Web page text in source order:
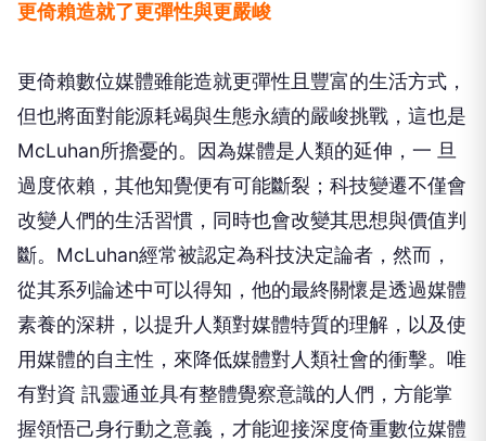
更倚賴造就了更彈性與更嚴峻
更倚賴數位媒體雖能造就更彈性且豐富的生活方式，
但也將面對能源耗竭與生態永續的嚴峻挑戰，這也是
McLuhan所擔憂的。因為媒體是人類的延伸，一 旦
過度依賴，其他知覺便有可能斷裂；科技變遷不僅會
改變人們的生活習慣，同時也會改變其思想與價值判
斷。McLuhan經常被認定為科技決定論者，然而，
從其系列論述中可以得知，他的最終關懷是透過媒體
素養的深耕，以提升人類對媒體特質的理解，以及使
用媒體的自主性，來降低媒體對人類社會的衝擊。唯
有對資 訊靈通並具有整體覺察意識的人們，方能掌
握領悟己身行動之意義，才能迎接深度倚重數位媒體